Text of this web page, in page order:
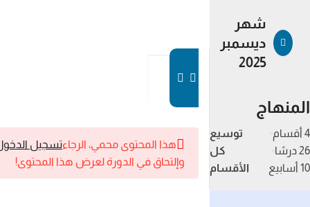
شهر
ديسمبر
2025
المنهاج
4 أقسام
26 درسًا
10 أسابيع
توسيع
كل
الأقسام
هذا المحتوى محمي، الرجاءتسجيل
وإلتحاق في الدورة لعرض هذا المحتوى!